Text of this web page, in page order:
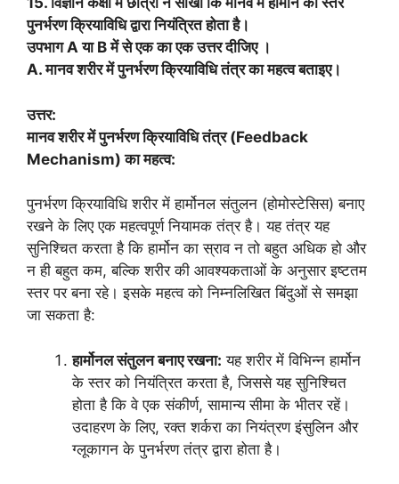
पुनर्भरण क्रियाविधि द्वारा नियंत्रित होता है।
उपभाग A या B में से एक का एक उत्तर दीजिए ।
A. मानव शरीर में पुनर्भरण क्रियाविधि तंत्र का महत्व बताइए।
उत्तर:
मानव शरीर में पुनर्भरण क्रियाविधि तंत्र (Feedback
Mechanism) का महत्व:
पुनर्भरण क्रियाविधि शरीर में हार्मोनल संतुलन (होमोस्टेसिस) बनाए
रखने के लिए एक महत्वपूर्ण नियामक तंत्र है। यह तंत्र यह
सुनिश्चित करता है कि हार्मोन का स्राव न तो बहुत अधिक हो और
न ही बहुत कम, बल्कि शरीर की आवश्यकताओं के अनुसार इष्टतम
स्तर पर बना रहे। इसके महत्व को निम्नलिखित बिंदुओं से समझा
जा सकता है:
हार्मोनल संतुलन बनाए रखना: यह शरीर में विभिन्न हार्मोन
के स्तर को नियंत्रित करता है, जिससे यह सुनिश्चित
होता है कि वे एक संकीर्ण, सामान्य सीमा के भीतर रहें।
उदाहरण के लिए, रक्त शर्करा का नियंत्रण इंसुलिन और
ग्लूकागन के पुनर्भरण तंत्र द्वारा होता है।